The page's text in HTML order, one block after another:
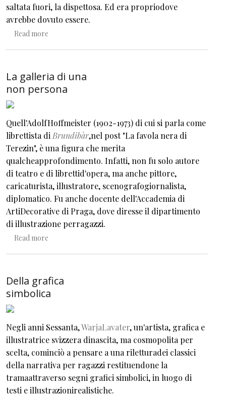
saltata fuori, la dispettosa. Ed era propriodove
avrebbe dovuto essere.
Read more
La galleria di una
non persona
Quell'AdolfHoffmeister (1902-1973) di cui si parla come
librettista di Brundibàr,nel post "La favola nera di
Terezin", è una figura che merita
qualcheapprofondimento. Infatti, non fu solo autore
di teatro e di librettid'opera, ma anche pittore,
caricaturista, illustratore, scenografogiornalista,
diplomatico. Fu anche docente dell'Accademia di
ArtiDecorative di Praga, dove diresse il dipartimento
di illustrazione perragazzi.
Read more
Della grafica
simbolica
Negli anni Sessanta,WarjaLavater, un'artista, grafica e
illustratrice svizzera dinascita, ma cosmopolita per
scelta, cominciò a pensare a una riletturadei classici
della narrativa per ragazzi restituendone la
tramaattraverso segni grafici simbolici, in luogo di
testi e illustrazionirealistiche.